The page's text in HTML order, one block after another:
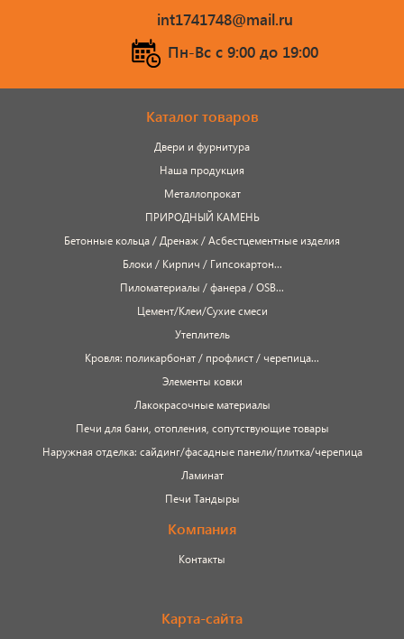
int1741748@mail.ru
Пн-Вс c 9:00 до 19:00
Каталог товаров
Двери и фурнитура
Наша продукция
Металлопрокат
ПРИРОДНЫЙ КАМЕНЬ
Бетонные кольца / Дренаж / Асбестцементные изделия
Блоки / Кирпич / Гипсокартон...
Пиломатериалы / фанера / OSB...
Цемент/Клеи/Сухие смеси
Утеплитель
Кровля: поликарбонат / профлист / черепица...
Элементы ковки
Лакокрасочные материалы
Печи для бани, отопления, сопутствующие товары
Наружная отделка: сайдинг/фасадные панели/плитка/черепица
Ламинат
Печи Тандыры
Компания
Контакты
Карта-сайта